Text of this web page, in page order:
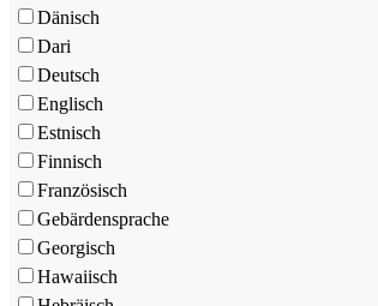
Dänisch
Dari
Deutsch
Englisch
Estnisch
Finnisch
Französisch
Gebärdensprache
Georgisch
Hawaiisch